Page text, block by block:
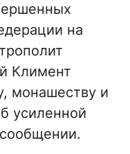
на
Климент
монашеству и
усиленной